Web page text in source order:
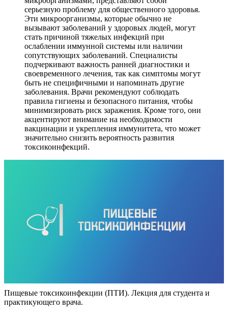
серьезную проблему для общественного здоровья.
Эти микроорганизмы, которые обычно не
вызывают заболеваний у здоровых людей, могут
стать причиной тяжелых инфекций при
ослаблении иммунной системы или наличии
сопутствующих заболеваний. Специалисты
подчеркивают важность ранней диагностики и
своевременного лечения, так как симптомы могут
быть не специфичными и напоминать другие
заболевания. Врачи рекомендуют соблюдать
правила гигиены и безопасного питания, чтобы
минимизировать риск заражения. Кроме того, они
акцентируют внимание на необходимости
вакцинации и укрепления иммунитета, что может
значительно снизить вероятность развития
токсикоинфекций.
Пищевые токсикоинфекции (ПТИ). Лекция для студента и
практикующего врача.